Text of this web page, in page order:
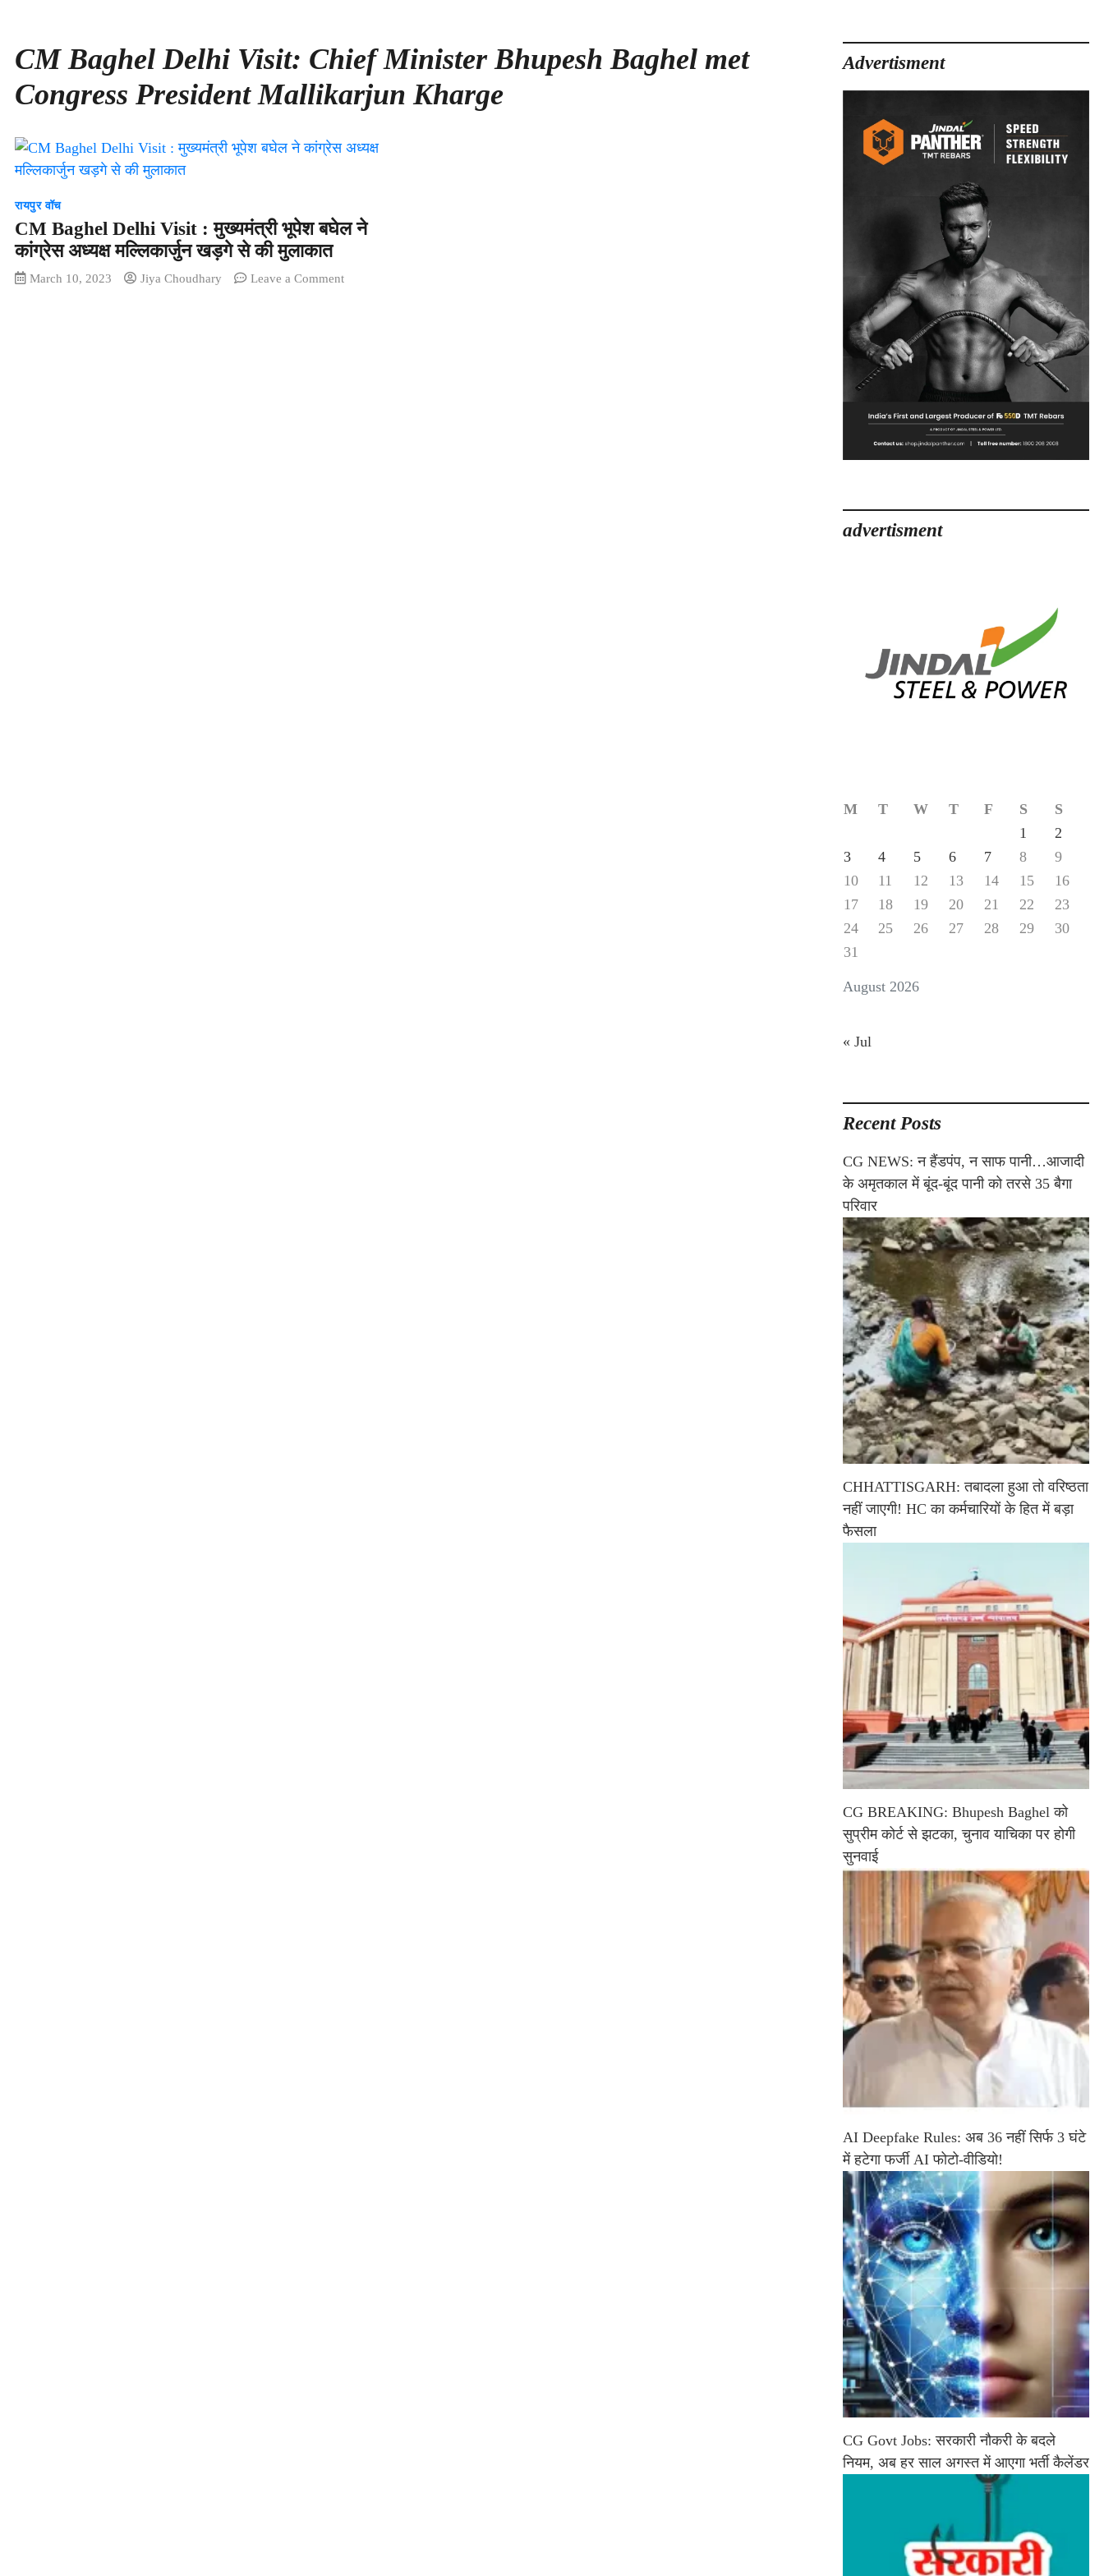
CM Baghel Delhi Visit: Chief Minister Bhupesh Baghel met
Congress President Mallikarjun Kharge
रायपुर वॉच
CM Baghel Delhi Visit : मुख्यमंत्री भूपेश बघेल ने
कांग्रेस अध्यक्ष मल्लिकार्जुन खड़गे से की मुलाकात
March 10, 2023 Jiya Choudhary Leave a Commenton
Advertisment
advertisment
August 2026
M T W T F S
S
1
2
3
4 5 6 7 8
9
10
11 12 13 14 15
16
17
18 19 20 21 22
23
24
25 26 27 28 29
30
31
« Jul
Recent Posts
CG NEWS: न हैंडपंप, न साफ पानी…आजादी
के अमृतकाल में बूंद-बूंद पानी को तरसे 35 बैगा
परिवार
CHHATTISGARH: तबादला हुआ तो वरिष्ठता
नहीं जाएगी! HC का कर्मचारियों के हित में बड़ा
फैसला
CG BREAKING: Bhupesh Baghel को
सुप्रीम कोर्ट से झटका, चुनाव याचिका पर होगी
सुनवाई
AI Deepfake Rules: अब 36 नहीं सिर्फ 3 घंटे
में हटेगा फर्जी AI फोटो-वीडियो!
CG Govt Jobs: सरकारी नौकरी के बदले
नियम, अब हर साल अगस्त में आएगा भर्ती कैलेंडर